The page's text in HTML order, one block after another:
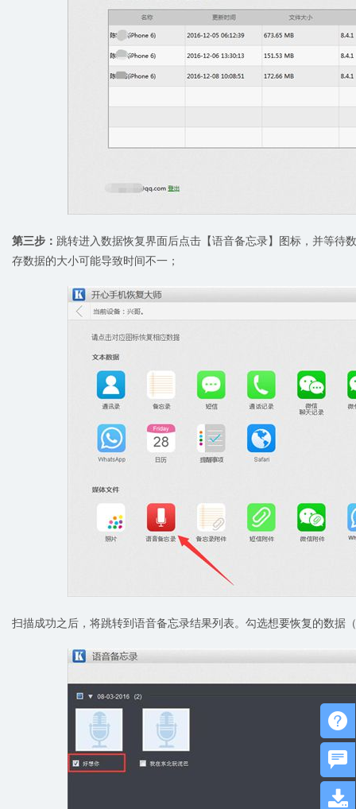
第三步： 跳转进入数据恢复界面后点击【语音备忘录】图标，并等待
存数据的大小可能导致时间不一；
扫描成功之后，将跳转到语音备忘录结果列表。勾选想要恢复的数据


